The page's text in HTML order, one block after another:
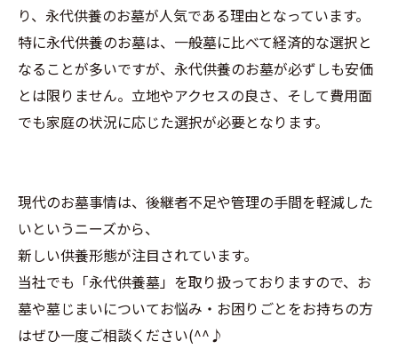
り、永代供養のお墓が人気である理由となっています。
特に永代供養のお墓は、一般墓に比べて経済的な選択と
なることが多いですが、永代供養のお墓が必ずしも安価
とは限りません。立地やアクセスの良さ、そして費用面
でも家庭の状況に応じた選択が必要となります。
現代のお墓事情は、後継者不足や管理の手間を軽減した
いというニーズから、
新しい供養形態が注目されています。
当社でも「永代供養墓」を取り扱っておりますので、お
墓や墓じまいについてお悩み・お困りごとをお持ちの方
はぜひ一度ご相談ください(^^♪